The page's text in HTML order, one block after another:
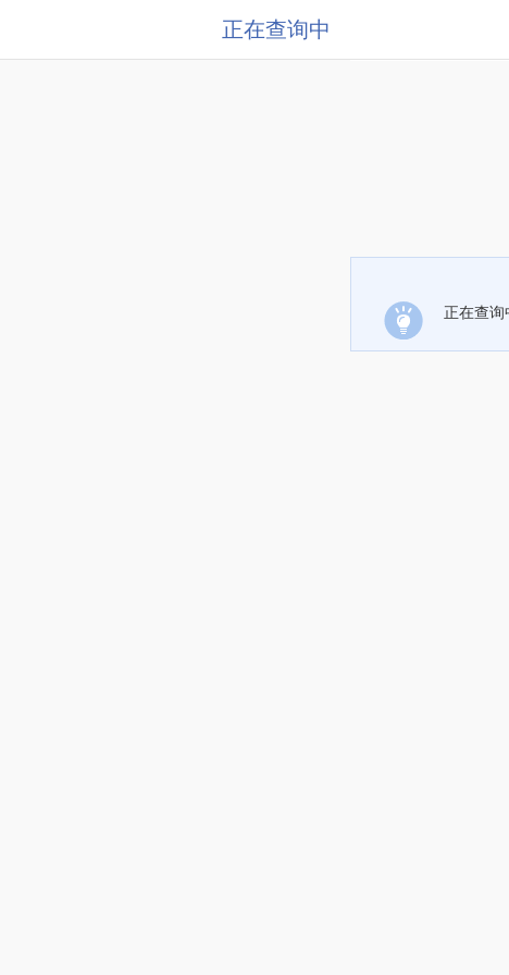
正在查询中
正在查询